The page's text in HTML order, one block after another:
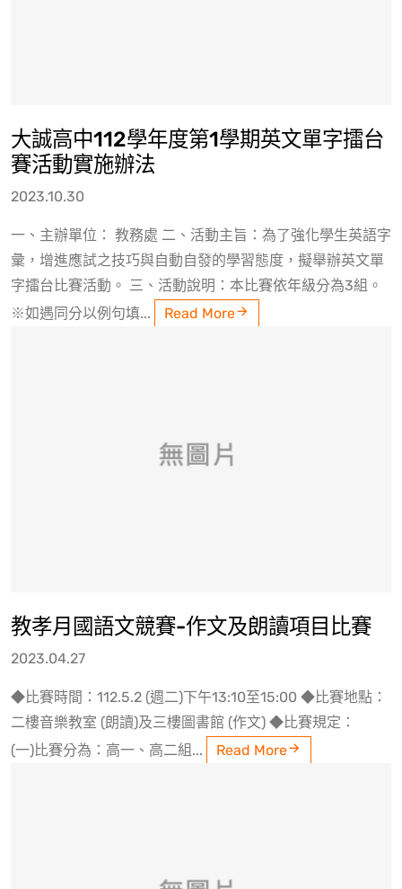
大誠高中112學年度第1學期英文單字擂台
賽活動實施辦法
2023.10.30
一、主辦單位： 教務處 二、活動主旨：為了強化學生英語字
彙，增進應試之技巧與自動自發的學習態度，擬舉辦英文單
字擂台比賽活動。 三、活動說明：本比賽依年級分為3組。
※如遇同分以例句填...
Read More
教孝月國語文競賽-作文及朗讀項目比賽
2023.04.27
◆比賽時間：112.5.2 (週二)下午13:10至15:00 ◆比賽地點：
二樓音樂教室 (朗讀)及三樓圖書館 (作文) ◆比賽規定：
(一)比賽分為：高一、高二組...
Read More